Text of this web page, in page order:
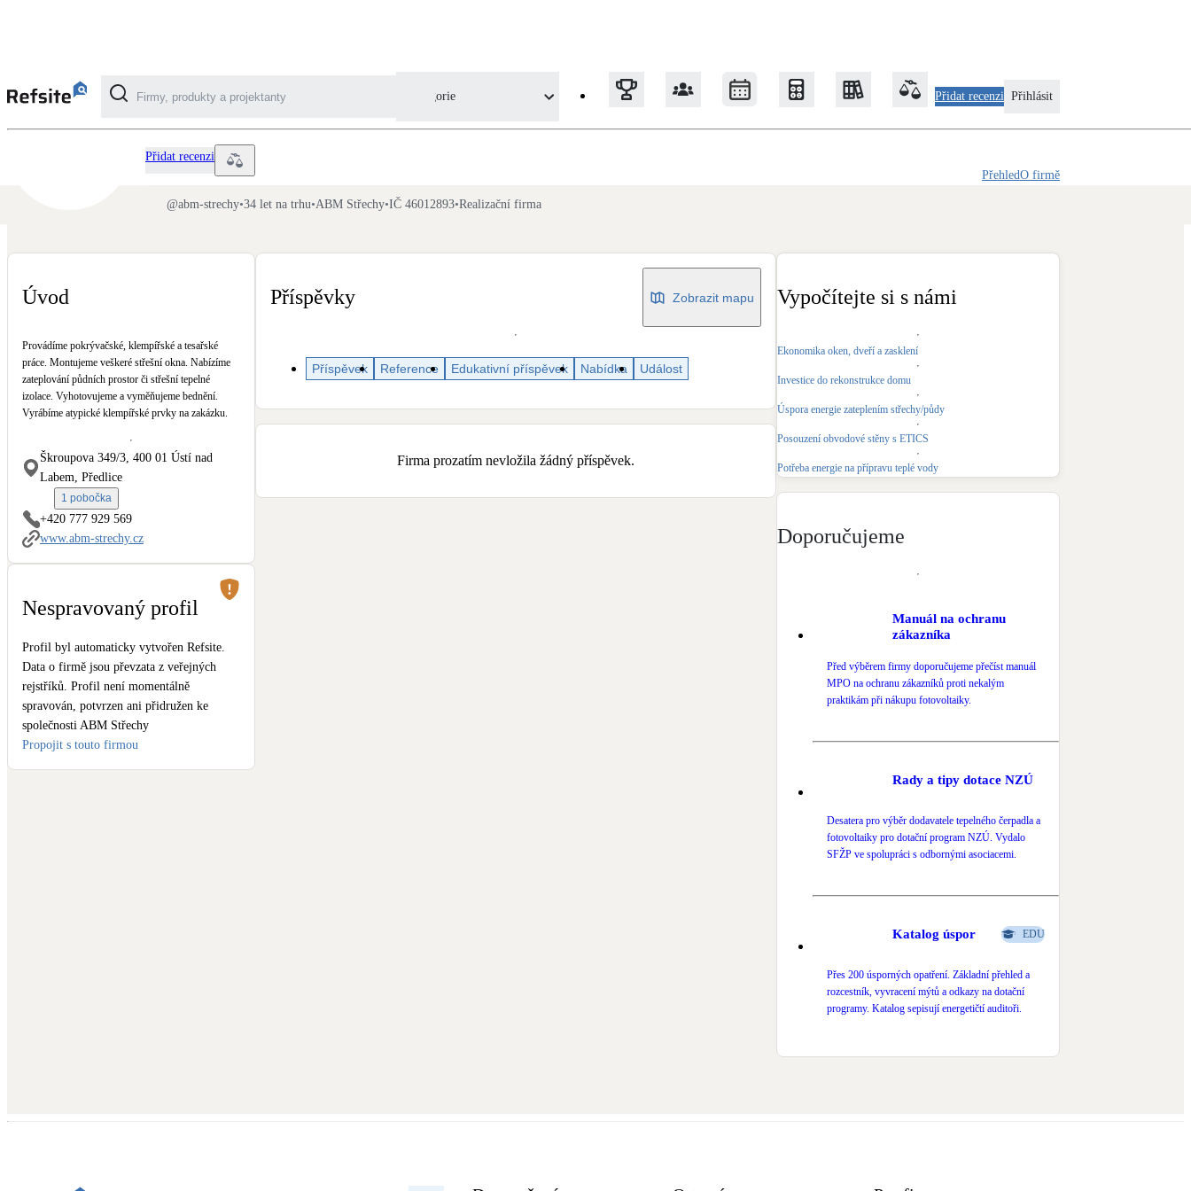
Kategorie Přidat recenzi Přihlásit
Fotovoltaika Tepelná čerpadla
Tepelná čerpadla na chlazení
Větrání s rekuperací
Teplovzdušné vytápění
Okna / dveře
Balkonové sestavy
Rekonstrukce
Kotle Bateriové úložiště
Pouze velké BESS
Novostavby
Stínicí technika
Žaluzie, markýzy, pergoly
Kamna / krby
Doplňkové zdroje vytápění
LED osvětlení
Vnitřní i venkovní
Zelená střecha NEW
Větrné elektrárny
ABM Střechy
Přidat recenzi
PřehledO firmě
@abm-strechy•34 let na trhu•ABM Střechy•IČ 46012893•Realizační firma
Úvod
Provádíme pokrývačské, klempířské a tesařské
práce. Montujeme veškeré střešní okna. Nabízíme
zateplování půdních prostor či střešní tepelné
izolace. Vyhotovujeme a vyměňujeme bednění.
Vyrábíme atypické klempířské prvky na zakázku.
Škroupova 349/3, 400 01 Ústí nad
Labem, Předlice
1 pobočka
+420 777 929 569
www.abm-strechy.cz
Nespravovaný profil
Profil byl automaticky vytvořen Refsite.
Data o firmě jsou převzata z veřejných
rejstříků. Profil není momentálně
spravován, potvrzen ani přidružen ke
společnosti ABM Střechy
Propojit s touto firmou
Příspěvky Zobrazit mapu
Příspěvek Reference Edukativní příspěvek Nabídka Událost
Firma prozatím nevložila žádný příspěvek.
Vypočítejte si s námi
Ekonomika oken, dveří a zasklení
Investice do rekonstrukce domu
Úspora energie zateplením střechy/půdy
Posouzení obvodové stěny s ETICS
Potřeba energie na přípravu teplé vody
Doporučujeme
Manuál na ochranu
zákazníka
Před výběrem firmy doporučujeme přečíst manuál
MPO na ochranu zákazníků proti nekalým
praktikám při nákupu fotovoltaiky.
Rady a tipy dotace NZÚ
Desatera pro výběr dodavatele tepelného čerpadla a
fotovoltaiky pro dotační program NZÚ. Vydalo
SFŽP ve spolupráci s odbornými asociacemi.
Katalog úspor EDU
Přes 200 úsporných opatření. Základní přehled a
rozcestník, vyvracení mýtů a odkazy na dotační
programy. Katalog sepisují energetičtí auditoři.